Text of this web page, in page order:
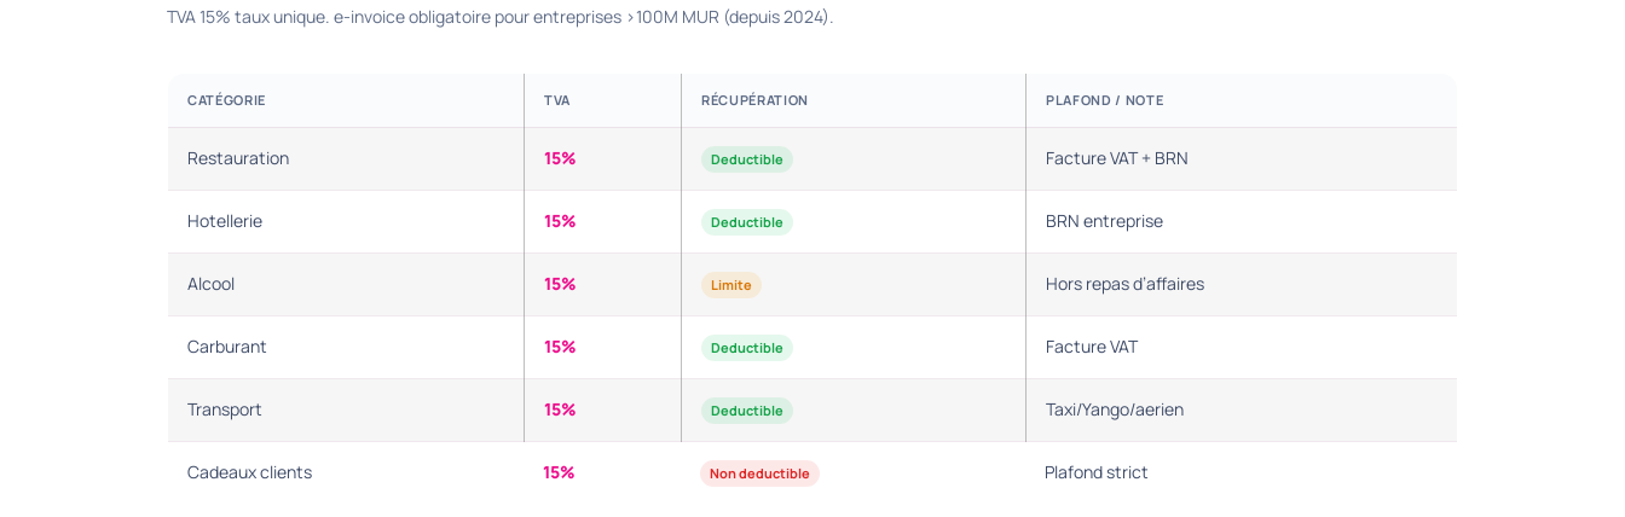
TVA 15% taux unique. e-invoice obligatoire pour entreprises >100M MUR (depuis 2024).
CATÉGORIE TVA RÉCUPÉRATION PLAFOND / NOTE
Restauration 15% Deductible Facture VAT + BRN
Hotellerie 15% Deductible BRN entreprise
Alcool 15% Limite Hors repas d’affaires
Carburant 15% Deductible Facture VAT
Transport 15% Deductible Taxi/Yango/aerien
Cadeaux clients 15% Non deductible Plafond strict